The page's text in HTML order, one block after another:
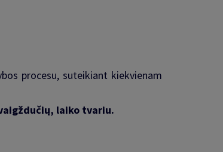
procesu, suteikiant kiekvienam
laiko tvariu.